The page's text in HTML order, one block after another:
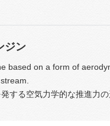
ジン
based on a form of
する空気力学的な推進力